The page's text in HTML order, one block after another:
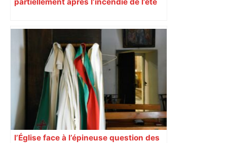
l’Église face à l’épineuse question des